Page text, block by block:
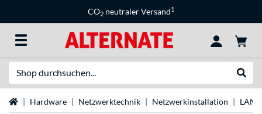
CO2 neutraler Versand1
StartseiteHardware Netzwerktechnik Netzwerkinstallation LAN-